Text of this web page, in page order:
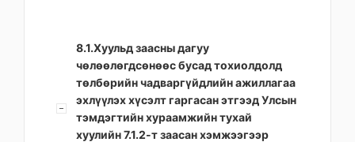
8.1.Хуульд заасны дагуу
чөлөөлөгдсөнөөс бусад тохиолдолд
төлбөрийн чадваргүйдлийн ажиллагаа
эхлүүлэх хүсэлт гаргасан этгээд Улсын
тэмдэгтийн хураамжийн тухай
хуулийн 7.1.2-т заасан хэмжээгээр